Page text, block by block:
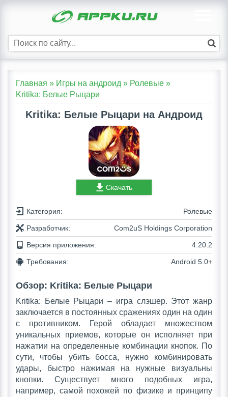
Главная » Игры на андроид » Ролевые »
Kritika: Белые Рыцари
Kritika: Белые Рыцари на Андроид
Скачать
Категория: Ролевые
Разработчик: Com2uS Holdings Corporation
Версия приложения: 4.20.2
Требования: Android 5.0+
Обзор: Kritika: Белые Рыцари
Kritika: Белые Рыцари – игра слэшер. Этот жанр
заключается в постоянных сражениях один на один
с противником. Герой обладает множеством
уникальных приемов, которые он исполняет при
нажатии на определенные комбинации кнопок. По
сути, чтобы убить босса, нужно комбинировать
удары, быстро нажимая на нужные визуальны
кнопки. Существует много подобных игра,
например, самой похожей по физике и принципу